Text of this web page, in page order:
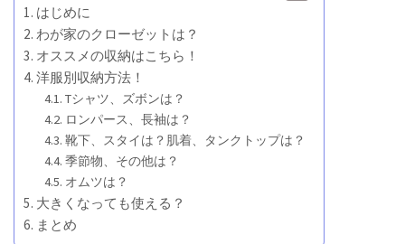
はじめに
わが家のクローゼットは？
オススメの収納はこちら！
洋服別収納方法！
Tシャツ、ズボンは？
ロンパース、長袖は？
靴下、スタイは？肌着、タンクトップは？
季節物、その他は？
オムツは？
大きくなっても使える？
まとめ